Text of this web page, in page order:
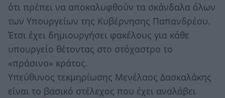
ότι πρέπει να αποκαλυφθούν τα σκάνδαλα όλων
των Υπουργείων της Κυβέρνησης Παπανδρέου.
Έτσι έχει δημιουργήσει φακέλους για κάθε
υπουργείο θέτοντας στο στόχαστρο το
«πράσινο» κράτος.
Υπεύθυνος τεκμηρίωσης Μενέλαος Δασκαλάκης
είναι το βασικό στέλεχος που έχει αναλάβει